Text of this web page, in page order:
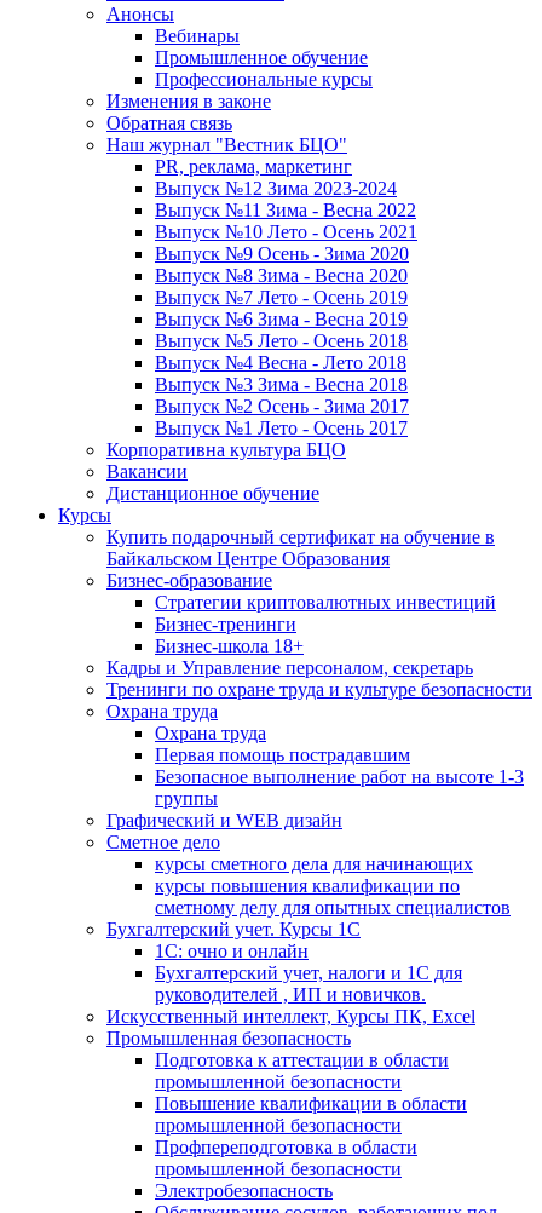
Анонсы
Вебинары
Промышленное обучение
Профессиональные курсы
Изменения в законе
Обратная связь
Наш журнал "Вестник БЦО"
PR, реклама, маркетинг
Выпуск №12 Зима 2023-2024
Выпуск №11 Зима - Весна 2022
Выпуск №10 Лето - Осень 2021
Выпуск №9 Осень - Зима 2020
Выпуск №8 Зима - Весна 2020
Выпуск №7 Лето - Осень 2019
Выпуск №6 Зима - Весна 2019
Выпуск №5 Лето - Осень 2018
Выпуск №4 Весна - Лето 2018
Выпуск №3 Зима - Весна 2018
Выпуск №2 Осень - Зима 2017
Выпуск №1 Лето - Осень 2017
Корпоративна культура БЦО
Вакансии
Дистанционное обучение
Курсы
Купить подарочный сертификат на обучение в
Байкальском Центре Образования
Бизнес-образование
Стратегии криптовалютных инвестиций
Бизнес-тренинги
Бизнес-школа 18+
Кадры и Управление персоналом, секретарь
Тренинги по охране труда и культуре безопасности
Охрана труда
Охрана труда
Первая помощь пострадавшим
Безопасное выполнение работ на высоте 1-3
группы
Графический и WEB дизайн
Сметное дело
курсы сметного дела для начинающих
курсы повышения квалификации по
сметному делу для опытных специалистов
Бухгалтерский учет. Курсы 1С
1С: очно и онлайн
Бухгалтерский учет, налоги и 1С для
руководителей , ИП и новичков.
Искусственный интеллект, Курсы ПК, Excel
Промышленная безопасность
Подготовка к аттестации в области
промышленной безопасности
Повышение квалификации в области
промышленной безопасности
Профпереподготовка в области
промышленной безопасности
Электробезопасность